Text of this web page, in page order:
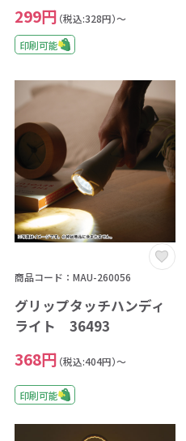
299円 （税込:328円）～
印刷可能
商品コード：MAU-260056
グリップタッチハンディ
ライト 36493
368円 （税込:404円）～
印刷可能